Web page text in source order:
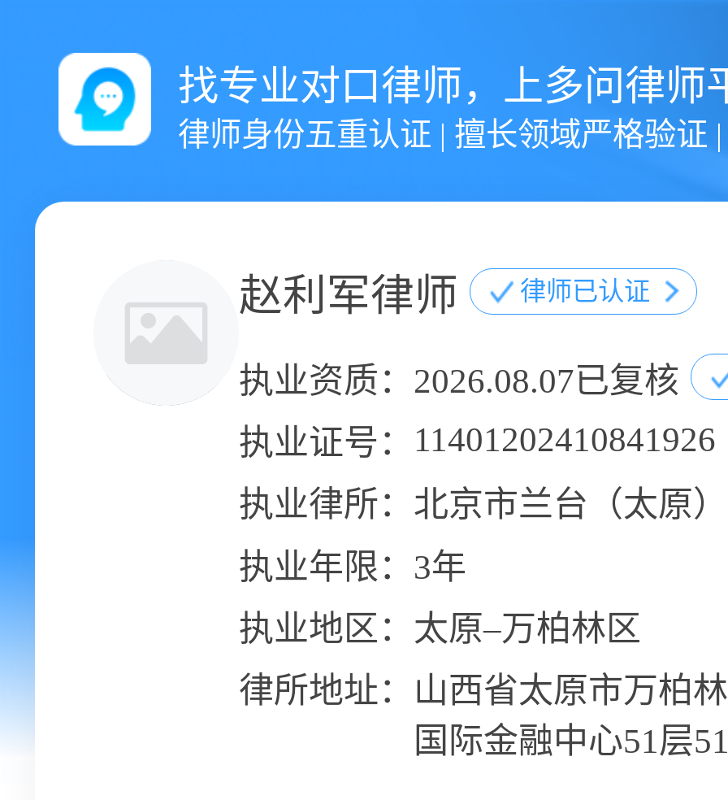
找专业对口律师，上多问律师
律师身份五重认证 | 擅长领域严格验证
赵利军律师 律师已认证
执业资质： 2026.08.07已复核
执业证号： 11401202410841926
执业律所： 北京市兰台（太原
执业年限： 3年
执业地区： 太原–万柏林区
律所地址： 山西省太原市万柏
国际金融中心51层